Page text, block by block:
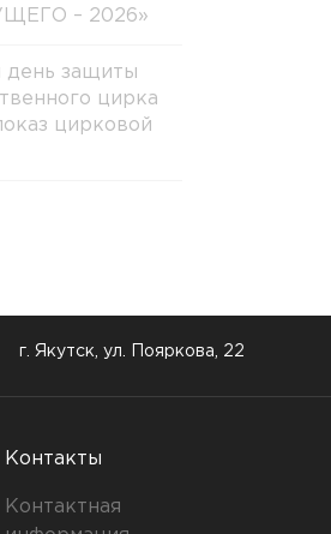
– 2026»
день защиты
цирка
цирковой
г. Якутск, ул. Пояркова, 22
Контакты
Контактная